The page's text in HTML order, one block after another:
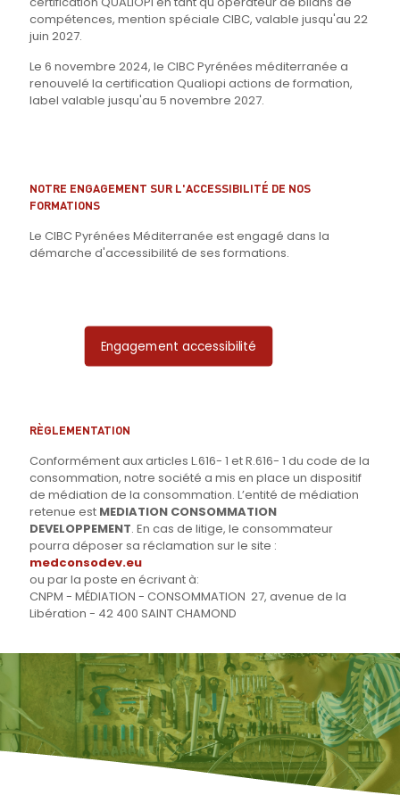
compétences, mention spéciale CIBC, valable jusqu'au 22
juin 2027.
Le 6 novembre 2024, le CIBC Pyrénées méditerranée a
renouvelé la certification Qualiopi actions de formation,
label valable jusqu'au 5 novembre 2027.
NOTRE ENGAGEMENT SUR L'ACCESSIBILITÉ DE NOS
FORMATIONS
Le CIBCPyrénées Méditerranée est engagé dans la
démarche d'accessibilité de ses formations.
Engagement accessibilité
RÈGLEMENTATION
Conformément aux articles L.616- 1 et R.616- 1 du code de la
consommation, notre société a mis en place un dispositif
de médiation de la consommation. L’entité de médiation
retenue est MEDIATION CONSOMMATION
DEVELOPPEMENT. En cas de litige, le consommateur
pourra déposer sa réclamation sur le site :
medconsodev.eu
ou par la poste en écrivant à:
CNPM - MÉDIATION - CONSOMMATION 27, avenue de la
Libération - 42 400 SAINT CHAMOND